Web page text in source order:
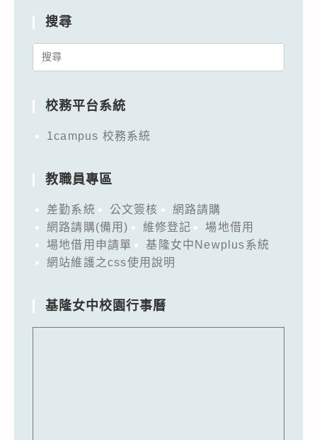
搜尋
Search
校務平台系統
1campus 校務系統
教職員專區
差勤系統 公文簽核
網路請購
網路請購(備用)
維修登記
場地借用
場地借用申請單
基隆女中Newplus系統
網站維護之css使用說明
基隆女中校園行事曆